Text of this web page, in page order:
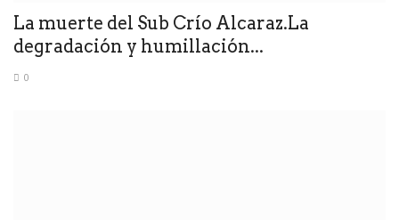
La muerte del Sub Crío Alcaraz.La
degradación y humillación...
0